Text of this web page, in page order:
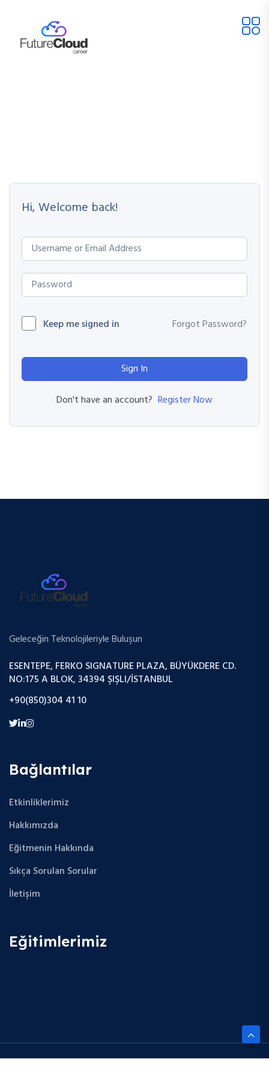
Hi, Welcome back!
Keep me signed in Forgot Password?
Sign In
Don't have an account? Register Now
Geleceğin Teknolojileriyle Buluşun
ESENTEPE, FERKO SIGNATURE PLAZA, BÜYÜKDERE CD.
NO:175 A BLOK, 34394 ŞIŞLI/İSTANBUL
+90(850)304 41 10
Bağlantılar
Etkinliklerimiz
Hakkımızda
Eğitmenin Hakkında
Sıkça Sorulan Sorular
İletişim
Eğitimlerimiz